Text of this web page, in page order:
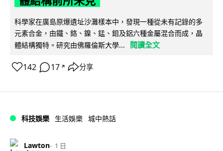
科學家在廣島原爆遺址沙灘樣本中，發現一種從未有記錄的多
元素合金，由鐵、鉻、鎳、錳、鉬及鋁六種金屬混合而成，晶
體結構獨特。研究由佛羅倫斯大學...
閱讀全文
142 17 ↗ 分享
科技娛樂 生活娛樂 城中熱話
Lawton 1 日